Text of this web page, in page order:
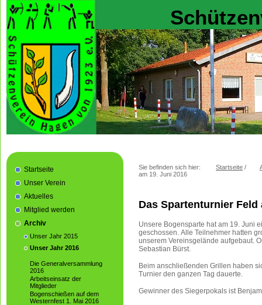
Startseite
Unser Verein
Aktuelles
Mitglied werden
Archiv
Unser Jahr 2015
Unser Jahr 2016
Die Generalversammlung
2016
Arbeitseinsatz der
Mitglieder
Bogenschießen auf dem
Westernfest 1. Mai 2016
Sie befinden sich hier: Startseite /
am 19. Juni 2016
Das Spartenturnier Feld
Unsere Bogensparte hat am 19. Juni
geschossen. Alle Teilnehmer hatten
unserem Vereinsgelände aufgebaut.
Sebastian Bürst.
Beim anschließenden Grillen haben
Turnier den ganzen Tag dauerte.
Gewinner des Siegerpokals ist